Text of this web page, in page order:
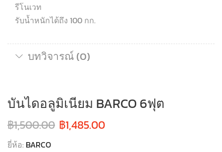
รีโนเวท
รับน้ำหนักได้ถึง 100 กก.
บทวิจารณ์ (0)
บันไดอลูมิเนียม BARCO 6ฟุต
฿1,500.00 ฿1,485.00
ยี่ห้อ: BARCO